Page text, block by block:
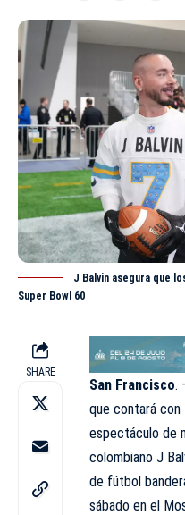
J Balvin asegura que
Super Bowl 60
SHARE
San Francisco.
que contará con
espectáculo de
colombiano J
de fútbol
sábado en el